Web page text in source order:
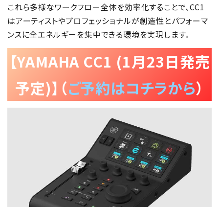
これら多様なワークフロー全体を効率化することで、CC1
はアーティストやプロフェッショナルが創造性とパフォーマ
ンスに全エネルギーを集中できる環境を実現します。
【YAMAHA CC1 (1月23日発売
予定)】（ご予約はコチラから）